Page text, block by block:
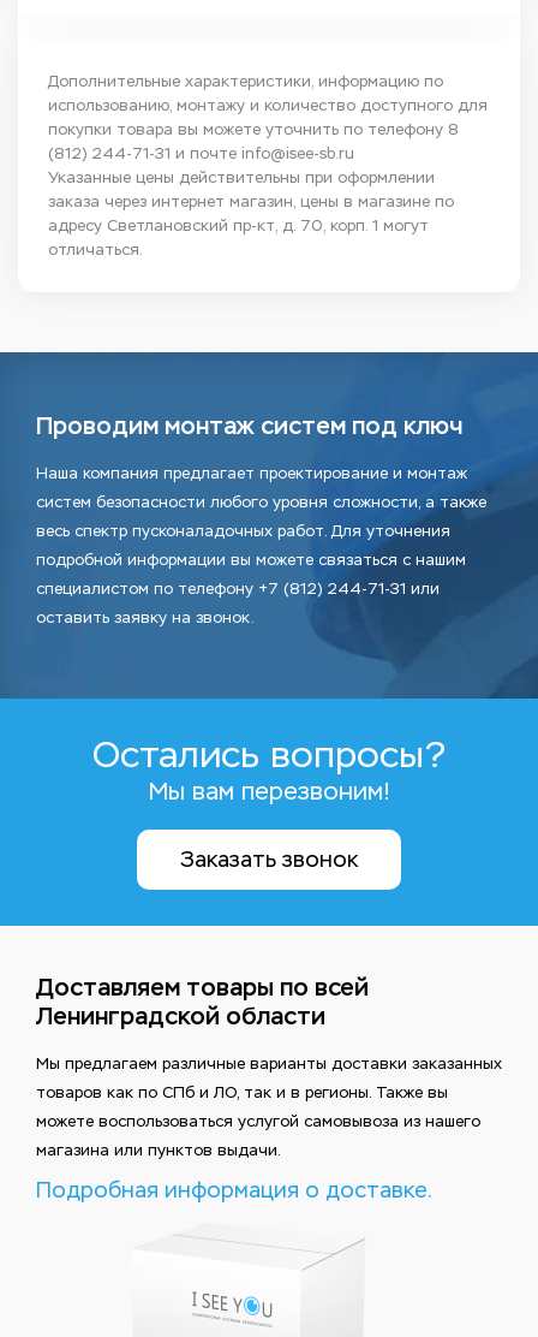
Дополнительные характеристики, информацию по
использованию, монтажу и количество доступного для
покупки товара вы можете уточнить по телефону 8
(812) 244-71-31 и почте info@isee-sb.ru
Указанные цены действительны при оформлении
заказа через интернет магазин, цены в магазине по
адресу Светлановский пр-кт, д. 70, корп. 1 могут
отличаться.
Проводим монтаж систем под ключ
Наша компания предлагает проектирование и монтаж
систем безопасности любого уровня сложности, а также
весь спектр пусконаладочных работ. Для уточнения
подробной информации вы можете связаться с нашим
специалистом по телефону +7 (812) 244-71-31 или
оставить заявку на звонок.
Остались вопросы?
Мы вам перезвоним!
Заказать звонок
Доставляем товары по всей
Ленинградской области
Мы предлагаем различные варианты доставки заказанных
товаров как по СПб и ЛО, так и в регионы. Также вы
можете воспользоваться услугой самовывоза из нашего
магазина или пунктов выдачи.
Подробная информация о доставке.